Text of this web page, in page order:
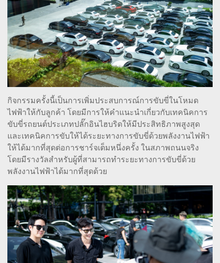
กิจกรรมครั้งนี้เป็นการเพิ่มประสบการณ์การขับขี่ในโหมด
ไฟฟ้าให้กับลูกค้า โดยมีการให้คำแนะนำเกี่ยวกับเทคนิคการ
ขับขี่รถยนต์ประเภทปลั๊กอินไฮบริดให้มีประสิทธิภาพสูงสุด
และเทคนิคการขับให้ได้ระยะทางการขับขี่ด้วยพลังงานไฟฟ้า
ให้ได้มากที่สุดต่อการชาร์จเต็มหนึ่งครั้ง ในสภาพถนนจริง
โดยมีรางวัลสำหรับผู้ที่สามารถทำระยะทางการขับขี่ด้วย
พลังงานไฟฟ้าได้มากที่สุดด้วย